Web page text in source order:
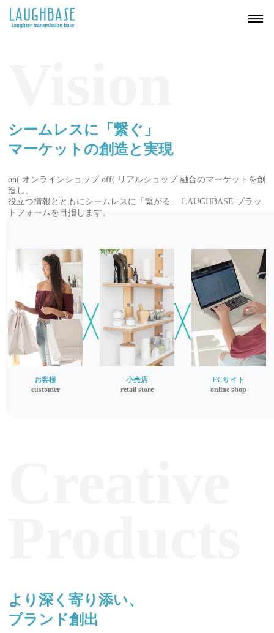
シームレスに「繋ぐ」
マーケットの創造と実現
on( オンラインショップ off( リアルショップ 融合のマーケットを創
造し、
役立つ情報とともにシームレスに「繋がる」 LAUGHBASE プラッ
トフォームを目指します。
お客様
customer
小売店
retail store
ECサイト
online shop
より深く寄り添い、
ブランド創出